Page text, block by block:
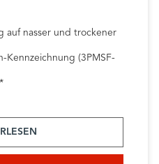
auf nasser und trockener
Kennzeichnung (3PMSF-